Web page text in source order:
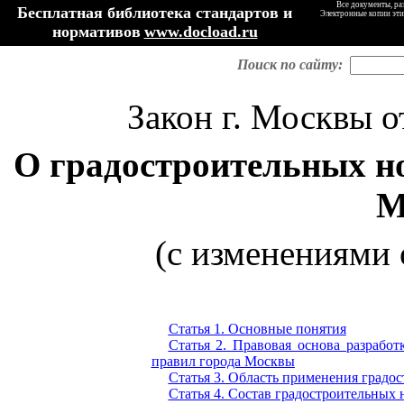
Бесплатная библиотека стандартов и
нормативов www.docload.ru
Все документы,
Электронные копии
Поиск по сайту:
Закон г. Москвы
О градостроительных
(с изменениями
Статья 1. Основные понятия
Статья 2. Правовая основа
правил города Москвы
Статья 3. Область применения
Статья 4. Состав